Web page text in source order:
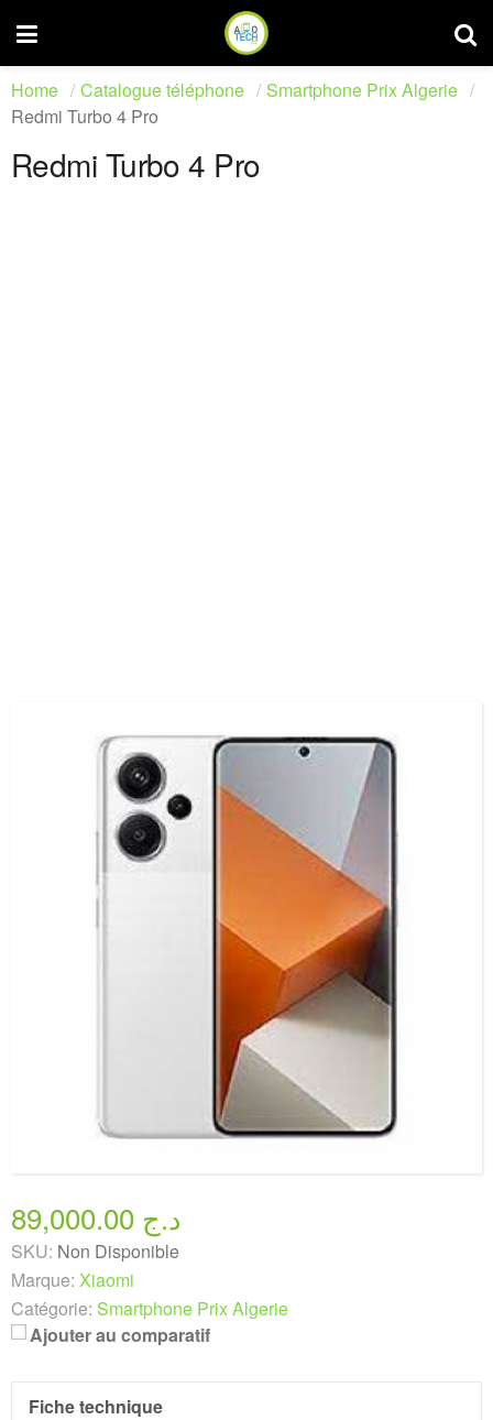
Home Catalogue téléphone
Smartphone Prix Algerie
Redmi Turbo 4 Pro
Redmi Turbo 4 Pro
89,000.00 د.ج
SKU: Non Disponible
Marque: Xiaomi
Catégorie: Smartphone Prix Algerie
Ajouter au comparatif
Fiche technique